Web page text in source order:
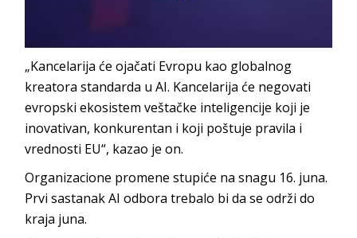
„Kancelarija će ojačati Evropu kao globalnog
kreatora standarda u AI. Kancelarija će negovati
evropski ekosistem veštačke inteligencije koji je
inovativan, konkurentan i koji poštuje pravila i
vrednosti EU“, kazao je on.
Organizacione promene stupiće na snagu 16. juna.
Prvi sastanak AI odbora trebalo bi da se održi do
kraja juna.